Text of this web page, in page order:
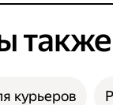
курьеров